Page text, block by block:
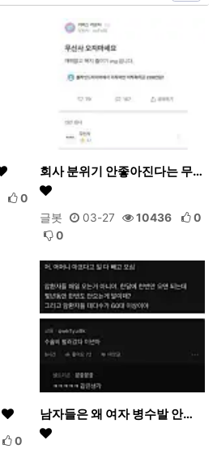
0
회사 분위기 안좋아진다는 무…
글봇 03-27 10436
0
0
0
남자들은 왜 여자 병수발 안…